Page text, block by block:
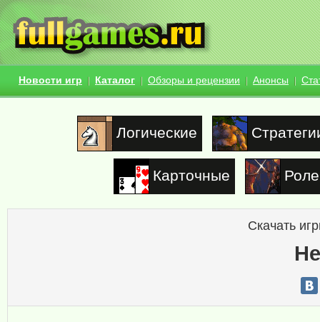
Новости игр Каталог Обзоры и рецензии Анонсы
Логические
Карточные
Скачать